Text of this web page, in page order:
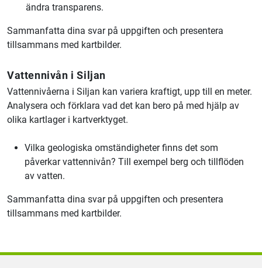
ändra transparens.
Sammanfatta dina svar på uppgiften och presentera
tillsammans med kartbilder.
Vattennivån i Siljan
Vattennivåerna i Siljan kan variera kraftigt, upp till en meter.
Analysera och förklara vad det kan bero på med hjälp av
olika kartlager i kartverktyget.
Vilka geologiska omständigheter finns det som
påverkar vattennivån? Till exempel berg och tillflöden
av vatten.
Sammanfatta dina svar på uppgiften och presentera
tillsammans med kartbilder.